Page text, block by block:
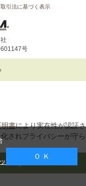
引法に基づく表示
号
明書により実在性が認証さ
されプライバシーが守ら
Rights Reserved.
Ｏ Ｋ